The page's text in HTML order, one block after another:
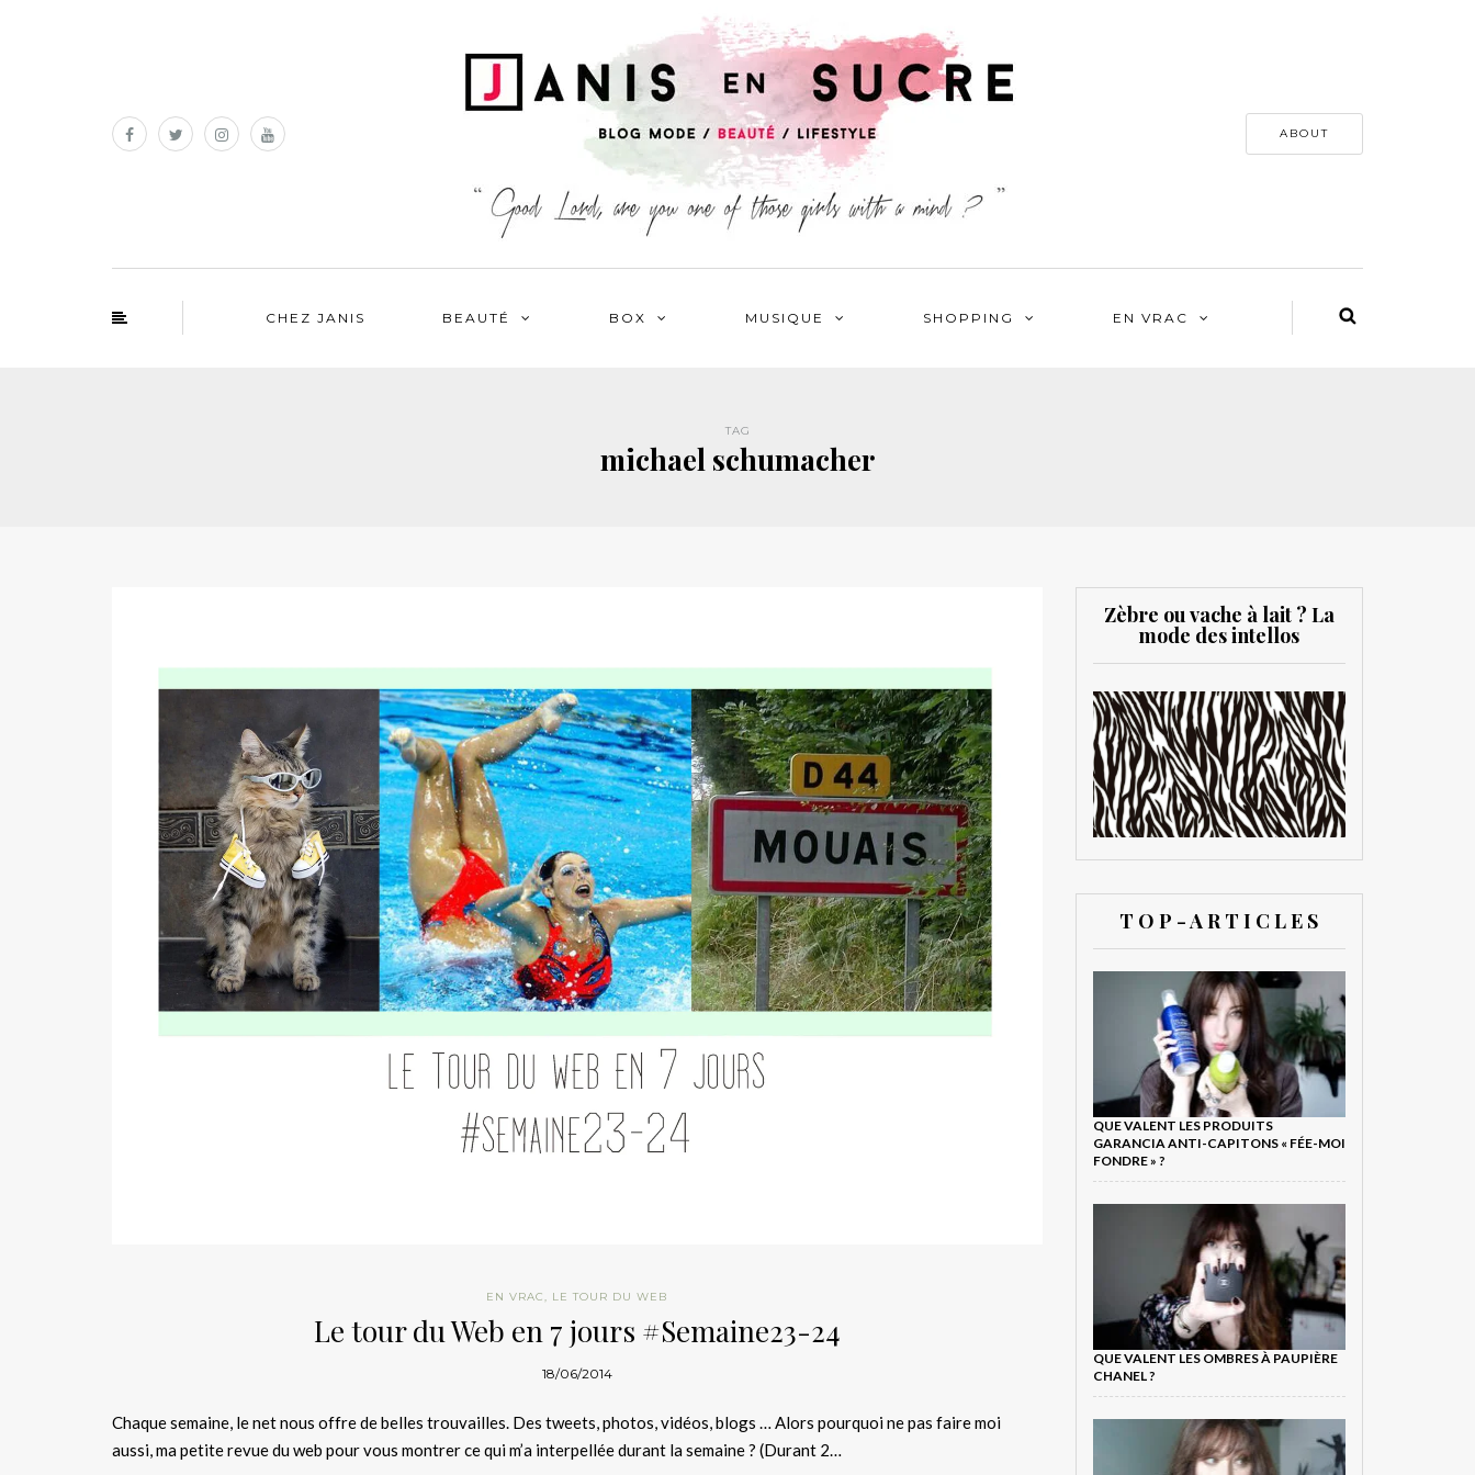
ABOUT
CHEZ JANIS BEAUTÉ BOX MUSIQUE SHOPPING EN VRAC
TAG
michael schumacher
EN VRAC, LE TOUR DU WEB
Le tour du Web en 7 jours #Semaine23-24
18/06/2014
Chaque semaine, le net nous offre de belles trouvailles. Des tweets, photos, vidéos, blogs … Alors pourquoi ne pas faire moi
aussi, ma petite revue du web pour vous montrer ce qui m’a interpellée durant la semaine ? (Durant 2…
Zèbre ou vache à lait ? La
mode des intellos
T O P - A R T I C L E S
QUE VALENT LES PRODUITS
GARANCIA ANTI-CAPITONS « FÉE-MOI
FONDRE » ?
QUE VALENT LES OMBRES À PAUPIÈRE
CHANEL ?